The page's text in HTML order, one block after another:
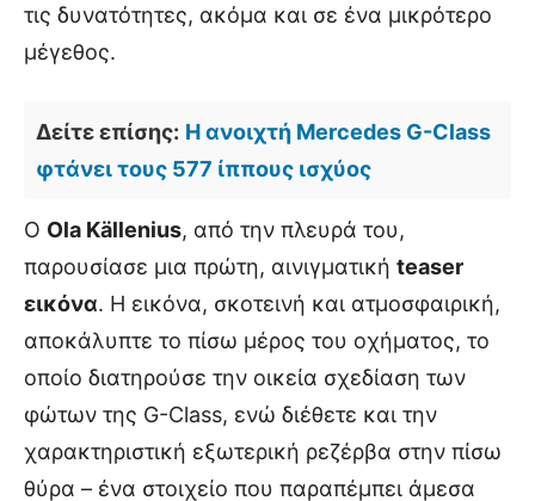
τις δυνατότητες, ακόμα και σε ένα μικρότερο
μέγεθος.
Δείτε επίσης: Η ανοιχτή Mercedes G-Class
φτάνει τους 577 ίππους ισχύος
Ο Ola Källenius, από την πλευρά του,
παρουσίασε μια πρώτη, αινιγματική teaser
εικόνα. Η εικόνα, σκοτεινή και ατμοσφαιρική,
αποκάλυπτε το πίσω μέρος του οχήματος, το
οποίο διατηρούσε την οικεία σχεδίαση των
φώτων της G-Class, ενώ διέθετε και την
χαρακτηριστική εξωτερική ρεζέρβα στην πίσω
θύρα – ένα στοιχείο που παραπέμπει άμεσα